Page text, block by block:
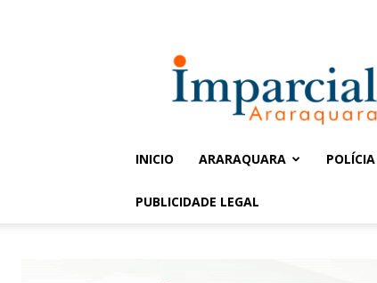
Imparcial
INICIO ARARAQUARA POLÍCIA
PUBLICIDADE LEGAL